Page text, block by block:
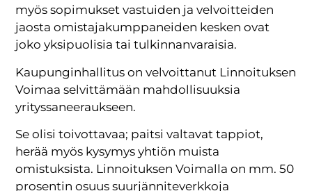
myös sopimukset vastuiden ja velvoitteiden
jaosta omistajakumppaneiden kesken ovat
joko yksipuolisia tai tulkinnanvaraisia.
Kaupunginhallitus on velvoittanut Linnoituksen
Voimaa selvittämään mahdollisuuksia
yrityssaneeraukseen.
Se olisi toivottavaa; paitsi valtavat tappiot,
herää myös kysymys yhtiön muista
omistuksista. Linnoituksen Voimalla on mm. 50
prosentin osuus suurjänniteverkkoja